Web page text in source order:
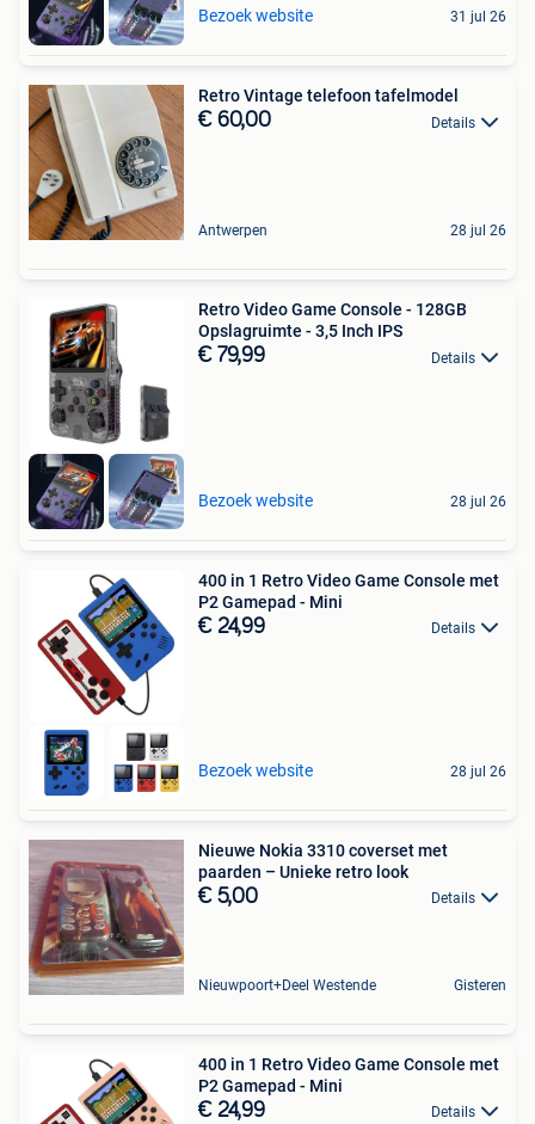
Bezoek website 31 jul 26
Retro Vintage telefoon tafelmodel
€ 60,00 Details
Antwerpen 28 jul 26
Retro Video Game Console - 128GB
Opslagruimte - 3,5 Inch IPS
€ 79,99 Details
Bezoek website 28 jul 26
400 in 1 Retro Video Game Console met
P2 Gamepad - Mini
€ 24,99 Details
Bezoek website 28 jul 26
Nieuwe Nokia 3310 coverset met
paarden – Unieke retro look
€ 5,00 Details
Nieuwpoort+Deel Westende Gisteren
400 in 1 Retro Video Game Console met
P2 Gamepad - Mini
€ 24,99 Details